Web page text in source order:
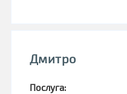
Дмитро
Послуга: